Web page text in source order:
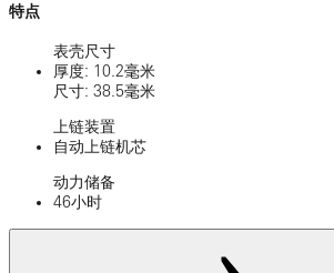
特点
表壳尺寸
厚度: 10.2毫米
尺寸: 38.5毫米
上链装置
自动上链机芯
动力储备
46小时